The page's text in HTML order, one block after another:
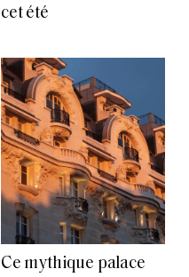
cet été
Ce mythique palace